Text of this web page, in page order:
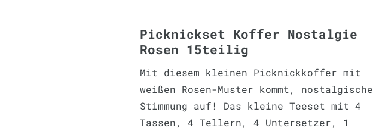
Picknickset Koffer Nostalgie
Rosen 15teilig
Mit diesem kleinen Picknickkoffer mit
weißen Rosen-Muster kommt, nostalgische
Stimmung auf! Das kleine Teeset mit 4
Tassen, 4 Tellern, 4 Untersetzer, 1